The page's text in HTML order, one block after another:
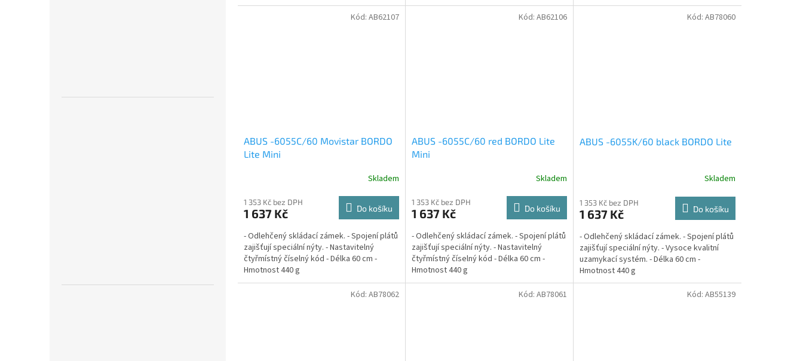
ABUS -6055C/60 Movistar BORDO
Lite Mini
Skladem
1 353 Kč bez DPH
1 637 Kč Do košíku
- Odlehčený skládací zámek. - Spojení plátů
zajišťují speciální nýty. - Nastavitelný
čtyřmístný číselný kód - Délka 60 cm -
Hmotnost 440 g
Kód: AB62107
ABUS -6055C/60 red BORDO Lite
Mini
Skladem
1 353 Kč bez DPH
1 637 Kč Do košíku
- Odlehčený skládací zámek. - Spojení plátů
zajišťují speciální nýty. - Nastavitelný
čtyřmístný číselný kód - Délka 60 cm -
Hmotnost 440 g
Kód: AB62106
ABUS -6055K/60 black BORDO Lite
Skladem
1 353 Kč bez DPH
1 637 Kč Do košíku
- Odlehčený skládací zámek. - Spojení plátů
zajišťují speciální nýty. - Vysoce kvalitní
uzamykací systém. - Délka 60 cm -
Hmotnost 440 g
Kód: AB78060
Kód: AB78062 Kód: AB78061 Kód: AB55139